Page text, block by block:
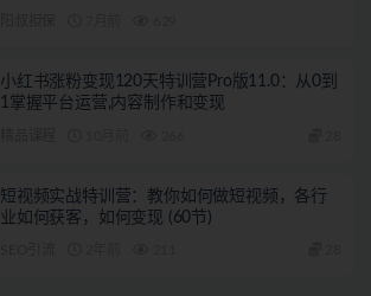
小红书涨粉变现120天特训营Pro版11.0：从0到
1掌握平台运营,内容制作和变现
短视频实战特训营：教你如何做短视频，各行
业如何获客，如何变现 (60节)